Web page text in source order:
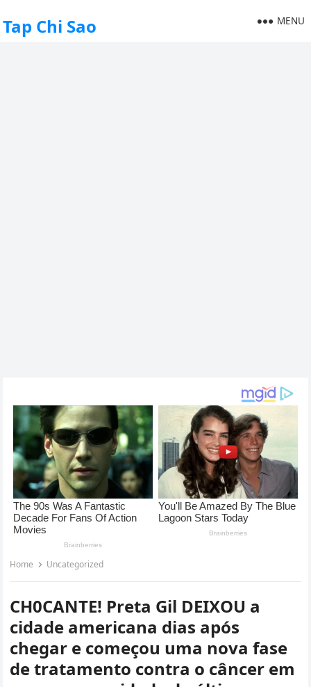
Tap Chi Sao MENU
Home Uncategorized
CH0CANTE! Preta Gil DEIXOU a
cidade americana dias após
chegar e começou uma nova fase
de tratamento contra o câncer em